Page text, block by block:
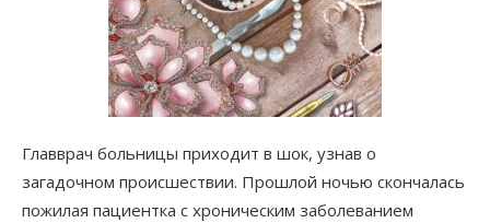
Главврач больницы приходит в шок, узнав о
загадочном происшествии. Прошлой ночью скончалась
пожилая пациентка с хроническим заболеванием